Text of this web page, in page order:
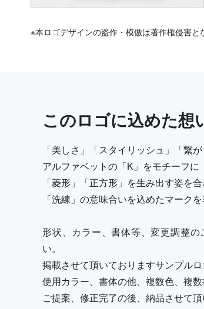
※本ロゴデザインの盗作・模倣は著作権侵害と
このロゴに込めた想
「美しさ」「スタイリッシュ」「繋
アルファベットの「K」をモチーフに
「菱形」「正方形」を生み出す姿を
「洗練」の意味合いを込めたマークを
形状、カラー、書体等、変更調整
い。
掲載させて頂いておりますサンプル
使用カラー、書体の他、複数色、複
ご提案、修正完了の後、納品させて